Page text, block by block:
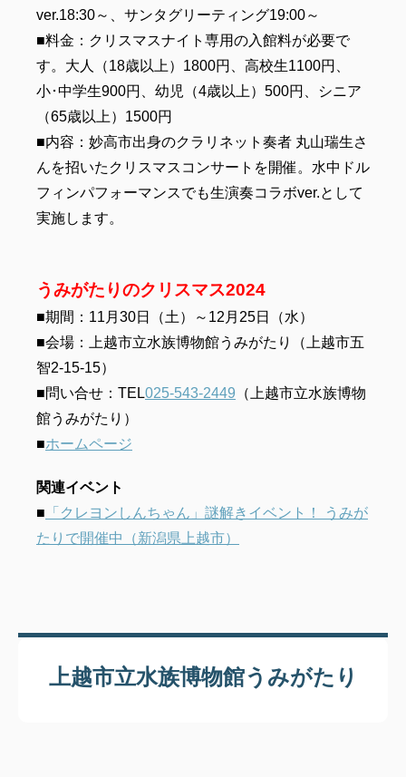
ver.18:30～、サンタグリーティング19:00～
■料金：クリスマスナイト専用の入館料が必要で
す。大人（18歳以上）1800円、高校生1100円、
小･中学生900円、幼児（4歳以上）500円、シニア
（65歳以上）1500円
■内容：妙高市出身のクラリネット奏者 丸山瑞生さ
んを招いたクリスマスコンサートを開催。水中ドル
フィンパフォーマンスでも生演奏コラボver.として
実施します。
うみがたりのクリスマス2024
■期間：11月30日（土）～12月25日（水）
■会場：上越市立水族博物館うみがたり（上越市五
智2-15-15）
■問い合せ：TEL025-543-2449 （上越市立水族博物
館うみがたり）
■ホームページ
関連イベント
■ 「クレヨンしんちゃん」謎解きイベント！ うみが
たりで開催中（新潟県上越市）
上越市立水族博物館うみがたり